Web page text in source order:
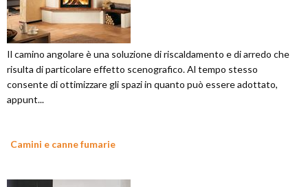
Il camino angolare è una soluzione di riscaldamento e di arredo che
risulta di particolare effetto scenografico. Al tempo stesso
consente di ottimizzare gli spazi in quanto può essere adottato,
appunt...
Camini e canne fumarie